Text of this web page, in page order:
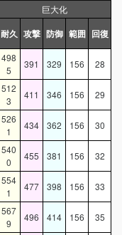
巨大化
耐久 攻撃 防御 範囲 回復
498
5
391 329 156 28
512
3
411 346 156 29
526
1
434 362 156 30
540
0
455 381 156 32
554
1
477 398 156 33
567
9
496 414 156
35